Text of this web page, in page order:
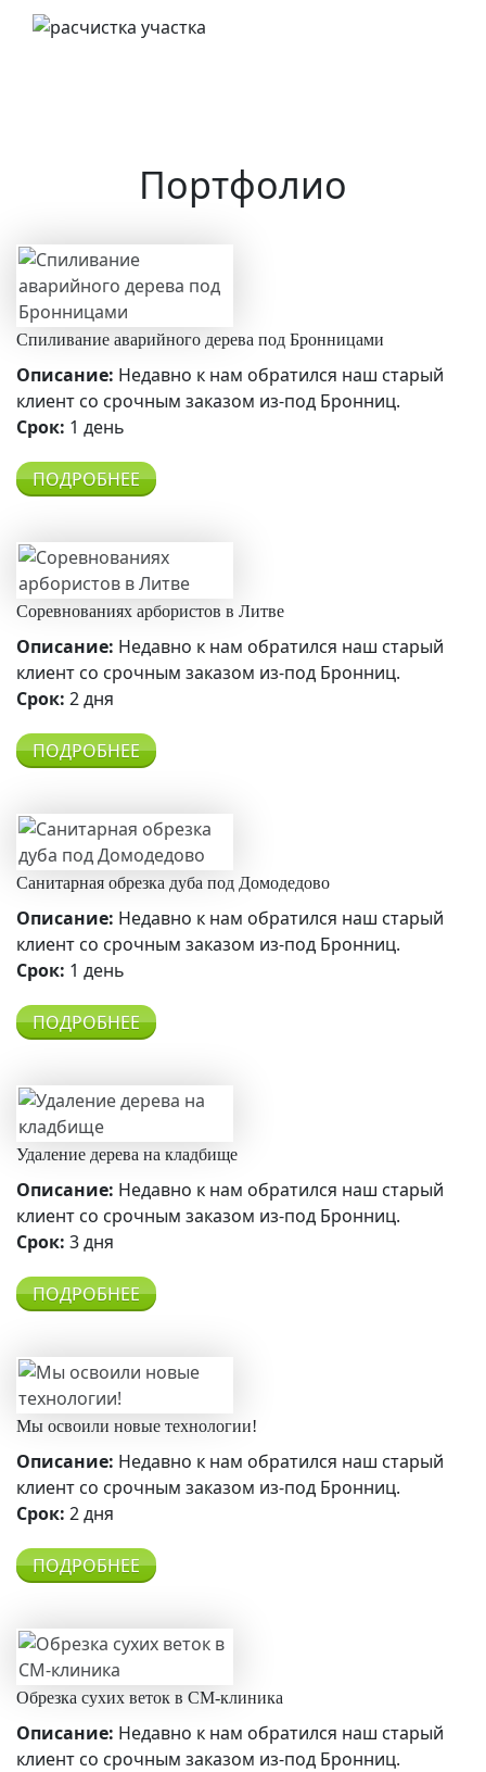
Портфолио
Спиливание аварийного дерева под Бронницами
Описание: Недавно к нам обратился наш старый
клиент со срочным заказом из-под Бронниц.
Срок: 1 день
ПОДРОБНЕЕ
Соревнованиях арбористов в Литве
Описание: Недавно к нам обратился наш старый
клиент со срочным заказом из-под Бронниц.
Срок: 2 дня
ПОДРОБНЕЕ
Санитарная обрезка дуба под Домодедово
Описание: Недавно к нам обратился наш старый
клиент со срочным заказом из-под Бронниц.
Срок: 1 день
ПОДРОБНЕЕ
Удаление дерева на кладбище
Описание: Недавно к нам обратился наш старый
клиент со срочным заказом из-под Бронниц.
Срок: 3 дня
ПОДРОБНЕЕ
Мы освоили новые технологии!
Описание: Недавно к нам обратился наш старый
клиент со срочным заказом из-под Бронниц.
Срок: 2 дня
ПОДРОБНЕЕ
Обрезка сухих веток в СМ-клиника
Описание: Недавно к нам обратился наш старый
клиент со срочным заказом из-под Бронниц.